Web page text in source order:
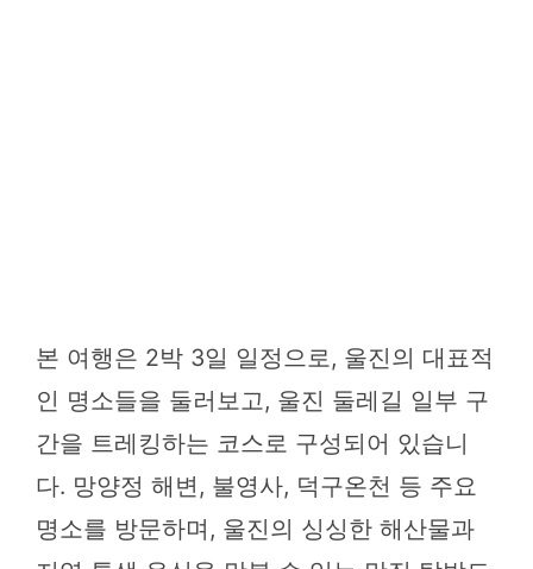
본 여행은 2박 3일 일정으로, 울진의 대표적
인 명소들을 둘러보고, 울진 둘레길 일부 구
간을 트레킹하는 코스로 구성되어 있습니
다. 망양정 해변, 불영사, 덕구온천 등 주요
명소를 방문하며, 울진의 싱싱한 해산물과